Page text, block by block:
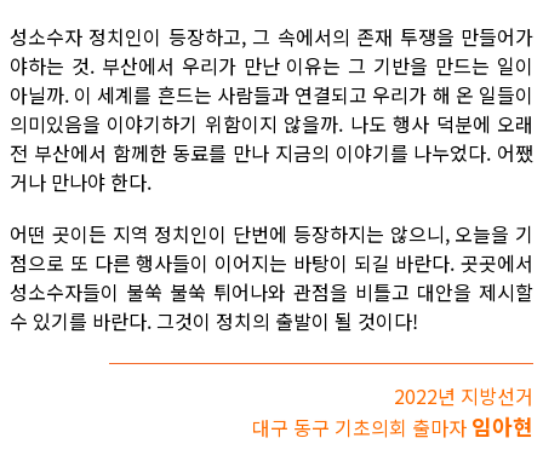
성소수자 정치인이 등장하고, 그 속에서의 존재 투쟁을 만들어가
야하는 것. 부산에서 우리가 만난 이유는 그 기반을 만드는 일이
아닐까. 이 세계를 흔드는 사람들과 연결되고 우리가 해 온 일들이
의미있음을 이야기하기 위함이지 않을까. 나도 행사 덕분에 오래
전 부산에서 함께한 동료를 만나 지금의 이야기를 나누었다. 어쨌
거나 만나야 한다.
어떤 곳이든 지역 정치인이 단번에 등장하지는 않으니, 오늘을 기
점으로 또 다른 행사들이 이어지는 바탕이 되길 바란다. 곳곳에서
성소수자들이 불쑥 불쑥 튀어나와 관점을 비틀고 대안을 제시할
수 있기를 바란다. 그것이 정치의 출발이 될 것이다!
2022년 지방선거
대구 동구 기초의회 출마자 임아현